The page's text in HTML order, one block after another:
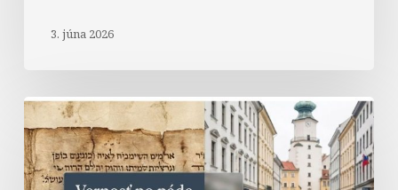
3. júna 2026
Vernosť
po
páde
–